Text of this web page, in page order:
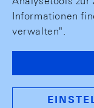
Informationen
verwalten".